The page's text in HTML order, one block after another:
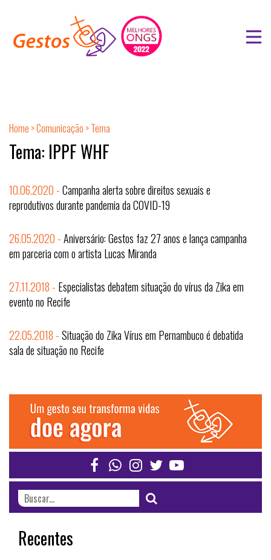
Home >Comunicação > Tema
Tema: IPPF WHF
10.06.2020 -Campanha alerta sobre direitos sexuais e
reprodutivos durante pandemia da COVID-19
26.05.2020 -Aniversário: Gestos faz 27 anos e lança campanha
em parceria com o artista Lucas Miranda
27.11.2018 - Especialistas debatem situação do vírus da Zika em
evento no Recife
22.05.2018 -Situação do Zika Vírus em Pernambuco é debatida
sala de situação no Recife
Recentes